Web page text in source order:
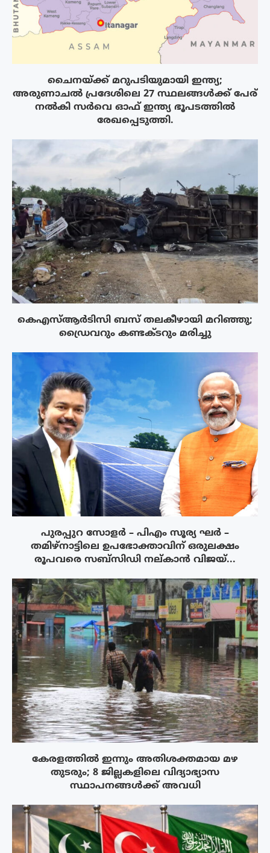
ചൈനയ്ക്ക് മറുപടിയുമായി ഇന്ത്യ;
അരുണാചൽ പ്രദേശിലെ 27 സ്ഥലങ്ങൾക്ക് പേര്
നൽകി സർവെ ഓഫ് ഇന്ത്യ ഭൂപടത്തിൽ
രേഖപ്പെടുത്തി.
കെഎസ്ആർടിസി ബസ് തലകീഴായി മറിഞ്ഞു;
ഡ്രൈവറും കണ്ടക്ടറും മരിച്ചു
പുരപ്പുറ സോളർ – പിഎം സൂര്യ ഘർ –
തമിഴ്നാട്ടിലെ ഉപഭോക്താവിന് ഒരുലക്ഷം
രൂപവരെ സബ്സിഡി നല്കാൻ വിജയ്...
കേരളത്തിൽ ഇന്നും അതിശക്തമായ മഴ
തുടരും; 8 ജില്ലകളിലെ വിദ്യാഭ്യാസ
സ്ഥാപനങ്ങൾക്ക് അവധി